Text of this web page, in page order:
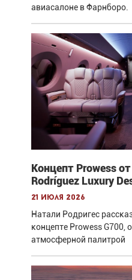
авиасалоне в Фарнборо.
Концепт Prowess
Rodríguez Luxury
21 июля 2026
Натали Родригес
концепте Prowess
атмосферной палитрой